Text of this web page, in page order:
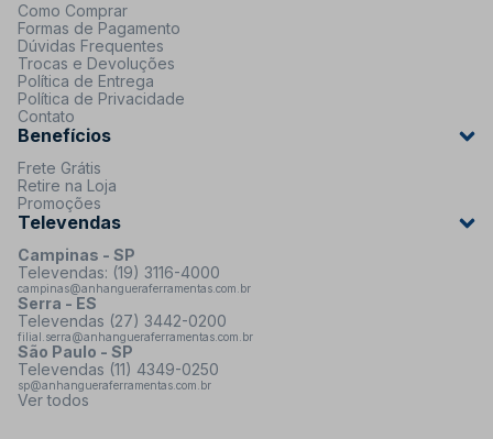
Como Comprar
Formas de Pagamento
Dúvidas Frequentes
Trocas e Devoluções
Política de Entrega
Política de Privacidade
Contato
Benefícios
Frete Grátis
Retire na Loja
Promoções
Televendas
Campinas - SP
Televendas: (19) 3116-4000
campinas@anhangueraferramentas.com.br
Serra - ES
Televendas (27) 3442-0200
filial.serra@anhangueraferramentas.com.br
São Paulo - SP
Televendas (11) 4349-0250
sp@anhangueraferramentas.com.br
Ver todos